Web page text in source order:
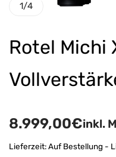
1/4
Rotel Michi
8.999,00€inkl.
Lieferzeit:Auf Bestellung -